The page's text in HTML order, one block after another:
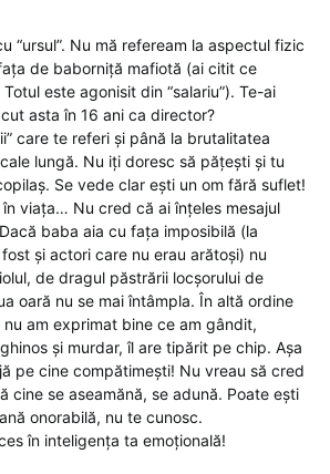
“ursul”. Nu mă refeream la aspectul fizic
de baborniță mafiotă (ai citit ce
Totul este agonisit din “salariu”). Te-ai
asta în 16 ani ca director?
care te referi și până la brutalitatea
lungă. Nu iți doresc să pățești și tu
Se vede clar ești un om fără suflet!
în viața… Nu cred că ai înțeles mesajul
baba aia cu fața imposibilă (la
și actori care nu erau arătoși) nu
de dragul păstrării locșorului de
oară nu se mai întâmpla. În altă ordine
am exprimat bine ce am gândit,
și murdar, îl are tipărit pe chip. Așa
pe cine compătimești! Nu vreau să cred
cine se aseamănă, se adună. Poate ești
onorabilă, nu te cunosc.
în inteligența ta emoțională!